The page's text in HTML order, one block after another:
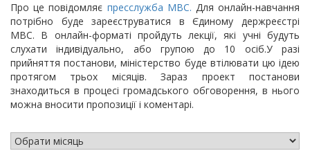
Про це повідомляє пресслужба МВС. Для онлайн-навчання
потрібно буде зареєструватися в Єдиному держреєстрі
МВС. В онлайн-форматі пройдуть лекції, які учні будуть
слухати індивідуально, або групою до 10 осіб.У разі
прийняття постанови, міністерство буде втілювати цю ідею
протягом трьох місяців. Зараз проект постанови
знаходиться в процесі громадського обговорення, в нього
можна вносити пропозиції і коментарі.